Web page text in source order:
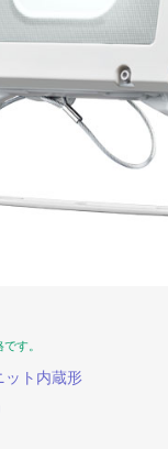
す。
ット内蔵形